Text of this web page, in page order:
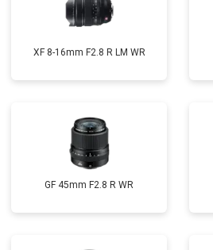
XF 8-16mm F2.8 R LM WR
GF 45mm F2.8 R WR